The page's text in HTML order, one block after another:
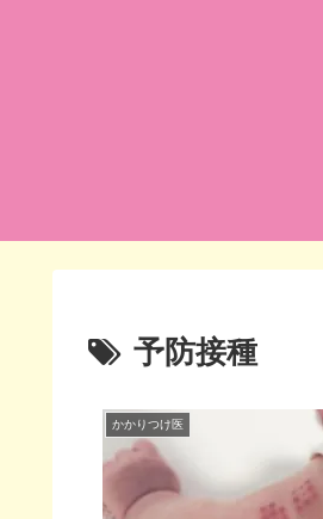
予防接種
かかりつけ医